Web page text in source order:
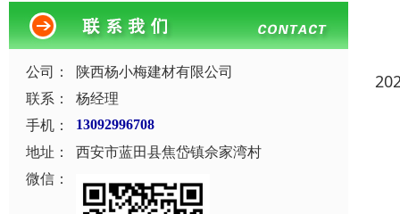
公司：
陕西杨小梅建材有限公司
联系：
杨经理
手机：
13092996708
地址：
西安市蓝田县焦岱镇佘家湾村
微信：